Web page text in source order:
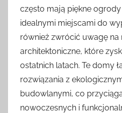
często mają piękne
idealnymi miejscami do
również zwrócić uwagę
architektoniczne, które
ostatnich latach. Te domy
rozwiązania z
budowlanymi, co
nowoczesnych i